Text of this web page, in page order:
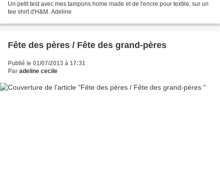
Un petit test avec mes tampons home made et de l'encre pour textile, sur un
tee shirt d'H&M. Adeline
Fête des pères / Fête des grand-pères
Publié le 01/07/2013 à 17:31
Par adeline cecile